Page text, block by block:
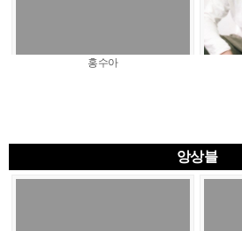
홍수아
앙상블